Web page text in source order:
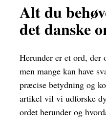
Alt du
det danske
Herunder er et ord, der
men mange kan have
præcise betydning og
artikel vil vi udforske
ordet herunder og